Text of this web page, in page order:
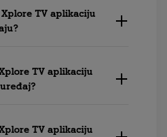
TV aplikaciju
TV aplikaciju
TV aplikaciju